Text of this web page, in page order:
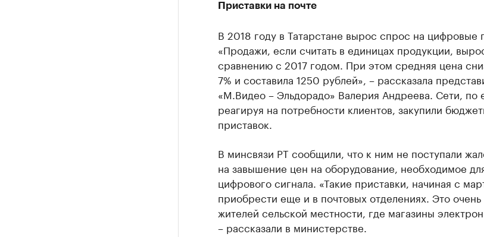
Приставки на почте
В 2018 году в Татарстане вырос спрос на цифровые
«Продажи, если считать в единицах продукции,
сравнению с 2017 годом. При этом средняя цена
7% и составила 1250 рублей», – рассказала
«М.Видео – Эльдорадо» Валерия Андреева. Сети, по
реагируя на потребности клиентов, закупили
приставок.
В минсвязи РТ сообщили, что к ним не поступали
на завышение цен на оборудование, необходимое
цифрового сигнала. «Такие приставки, начиная с
приобрести еще и в почтовых отделениях. Это очень
жителей сельской местности, где магазины
– рассказали в министерстве.